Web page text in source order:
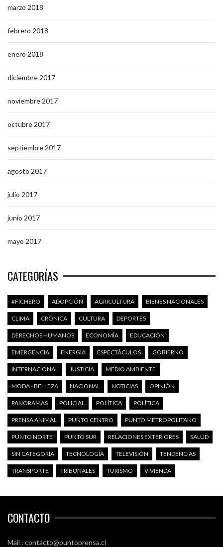
marzo 2018
febrero 2018
enero 2018
diciembre 2017
noviembre 2017
octubre 2017
septiembre 2017
agosto 2017
julio 2017
junio 2017
mayo 2017
CATEGORÍAS
#FICHERO ADOPCIÓN AGRICULTURA BIENES NACIONALES
CLIMA CRÓNICA CULTURA DEPORTES
DERECHOS HUMANOS ECONOMÍA EDUCACIÓN
EMERGENCIA ENERGÍA ESPECTÁCULOS GOBIERNO
INTERNACIONAL JUSTICIA MEDIO AMBIENTE
MODA - BELLEZA NACIONAL NOTICIAS OPINIÓN
PANORAMAS POLICIAL POLÍTICA POLÍTICA
PRENSA ANIMAL PUNTO CENTRO PUNTO METROPOLITANO
PUNTO NORTE PUNTO SUR RELACIONES EXTERIORES SALUD
SIN CATEGORÍA TECNOLOGÍA TELEVISIÓN TENDENCIAS
TRANSPORTE TRIBUNALES TURISMO VIVIENDA
CONTACTO
Mail : contacto@puntoprensa.cl